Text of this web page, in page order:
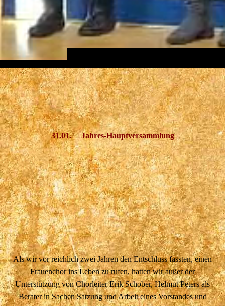
31.01. Jahres-Hauptversammlung
Als wir vor reichlich zwei Jahren den Entschluss fassten, einen
Frauenchor ins Leben zu rufen, hatten wir außer der
Unterstützung von Chorleiter Erik Schober, Helmut Peters als
Berater in Sachen Satzung und Arbeit eines Vorstandes und